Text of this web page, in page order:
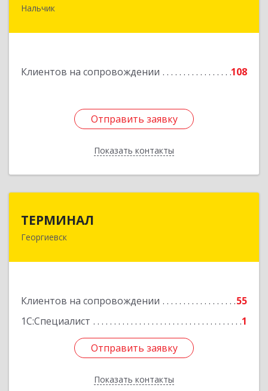
Нальчик
Клиентов на сопровождении 108
Отправить заявку
Показать контакты
360000, Кабардино-Балкарская Респ, Нальчик г,
Отправить заявку
Назад
ТЕРМИНАЛ
Георгиевск
Клиентов на сопровождении
55
1С:Специалист
1
Отправить заявку
Показать контакты
357820, Ставропольский край, Георгиевск г,
Отправить заявку
Назад